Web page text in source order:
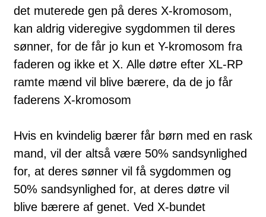
det mu­terede gen på deres X-kromosom,
kan aldrig videregive sygdommen til deres
sønner, for de får jo kun et Y-kromosom fra
faderen og ikke et X. Alle døtre efter XL-RP
ramte mænd vil blive bærere, da de jo får
faderens X-kro­mo­som
Hvis en kvindelig bærer får børn med en rask
mand, vil der altså være 50% sand­synlighed
for, at deres sønner vil få sygdommen og
50% sandsynlighed for, at deres døtre vil
blive bærere af genet. Ved X-bundet